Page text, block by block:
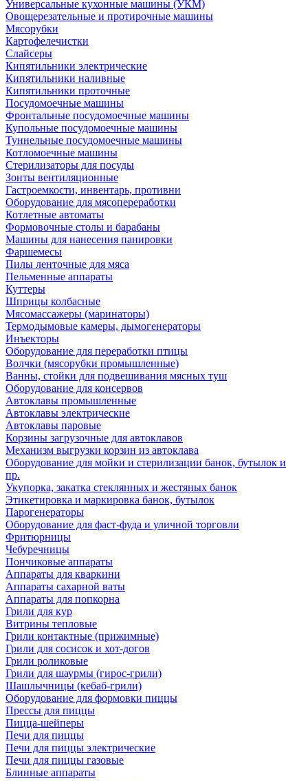
Универсальные кухонные машины (УКМ)
Овощерезательные и протирочные машины
Мясорубки
Картофелечистки
Слайсеры
Кипятильники электрические
Кипятильники наливные
Кипятильники проточные
Посудомоечные машины
Фронтальные посудомоечные машины
Купольные посудомоечные машины
Туннельные посудомоечные машины
Котломоечные машины
Стерилизаторы для посуды
Зонты вентиляционные
Гастроемкости, инвентарь, противни
Оборудование для мясопереработки
Котлетные автоматы
Формовочные столы и барабаны
Машины для нанесения панировки
Фаршемесы
Пилы ленточные для мяса
Пельменные аппараты
Куттеры
Шприцы колбасные
Мясомассажеры (маринаторы)
Термодымовые камеры, дымогенераторы
Инъекторы
Оборудование для переработки птицы
Волчки (мясорубки промышленные)
Ванны, стойки для подвешивания мясных туш
Оборудование для консервов
Автоклавы промышленные
Автоклавы электрические
Автоклавы паровые
Корзины загрузочные для автоклавов
Механизм выгрузки корзин из автоклава
Оборудование для мойки и стерилизации банок, бутылок и
пр.
Укупорка, закатка стеклянных и жестяных банок
Этикетировка и маркировка банок, бутылок
Парогенераторы
Оборудование для фаст-фуда и уличной торговли
Фритюрницы
Чебуречницы
Пончиковые аппараты
Аппараты для кваркини
Аппараты сахарной ваты
Аппараты для попкорна
Грили для кур
Витрины тепловые
Грили контактные (прижимные)
Грили для сосисок и хот-догов
Грили роликовые
Грили для шаурмы (гирос-грили)
Шашлычницы (кебаб-грили)
Оборудование для формовки пиццы
Прессы для пиццы
Пицца-шейперы
Печи для пиццы
Печи для пиццы электрические
Печи для пиццы газовые
Блинные аппараты